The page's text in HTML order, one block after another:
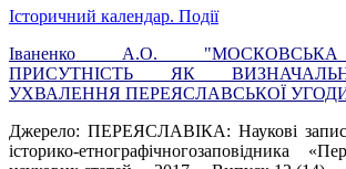
Історичний календар. Події
Іваненко А.О.
ПРИСУТНІСТЬ ЯК
УХВАЛЕННЯ ПЕРЕЯСЛАВСЬКОЇ УГОДИ
Джерело: ПЕРЕЯСЛАВІКА: Наукові
історико-етнографічногозаповідника